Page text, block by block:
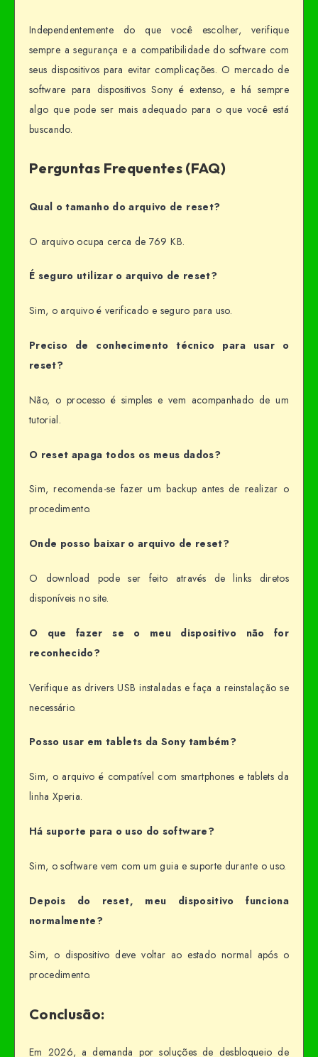
Independentemente do que você escolher, verifique
sempre a segurança e a compatibilidade do software com
seus dispositivos para evitar complicações. O mercado de
software para dispositivos Sony é extenso, e há sempre
algo que pode ser mais adequado para o que você está
buscando.
Perguntas Frequentes (FAQ)
Qual o tamanho do arquivo de reset?
O arquivo ocupa cerca de 769 KB.
É seguro utilizar o arquivo de reset?
Sim, o arquivo é verificado e seguro para uso.
Preciso de conhecimento técnico para usar o
reset?
Não, o processo é simples e vem acompanhado de um
tutorial.
O reset apaga todos os meus dados?
Sim, recomenda-se fazer um backup antes de realizar o
procedimento.
Onde posso baixar o arquivo de reset?
O download pode ser feito através de links diretos
disponíveis no site.
O que fazer se o meu dispositivo não for
reconhecido?
Verifique as drivers USB instaladas e faça a reinstalação se
necessário.
Posso usar em tablets da Sony também?
Sim, o arquivo é compatível com smartphones e tablets da
linha Xperia.
Há suporte para o uso do software?
Sim, o software vem com um guia e suporte durante o uso.
Depois do reset, meu dispositivo funciona
normalmente?
Sim, o dispositivo deve voltar ao estado normal após o
procedimento.
Conclusão:
Em 2026, a demanda por soluções de desbloqueio de